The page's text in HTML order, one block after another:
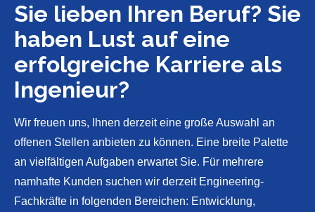
Sie lieben Ihren Beruf? Sie
haben Lust auf eine
erfolgreiche Karriere als
Ingenieur?
Wir freuen uns, Ihnen derzeit eine große Auswahl an
offenen Stellen anbieten zu können. Eine breite Palette
an vielfältigen Aufgaben erwartet Sie. Für mehrere
namhafte Kunden suchen wir derzeit Engineering-
Fachkräfte in folgenden Bereichen: Entwicklung,